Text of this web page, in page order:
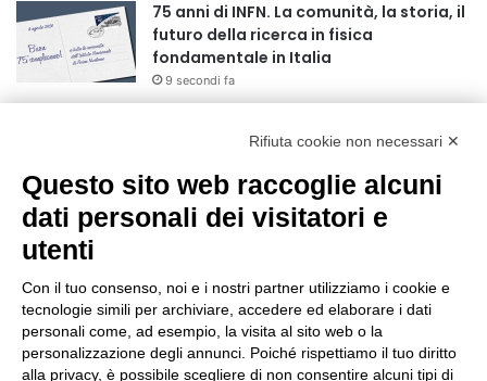
75 anni di INFN. La comunità, la storia, il
futuro della ricerca in fisica
fondamentale in Italia
9 secondi fa
nel pieno della stagione turistica
Grande partecipazione alla Festa della
15 ore fa
Pininfarina, Davide Loris Amantea è il
nuovo Chief Creative Officer
1 giorno fa
Rifiuta cookie non necessari ✕
Questo sito web raccoglie alcuni
dati personali dei visitatori e
utenti
Con il tuo consenso, noi e i nostri partner utilizziamo i cookie e
tecnologie simili per archiviare, accedere ed elaborare i dati
personali come, ad esempio, la visita al sito web o la
personalizzazione degli annunci. Poiché rispettiamo il tuo diritto
alla privacy, è possibile scegliere di non consentire alcuni tipi di